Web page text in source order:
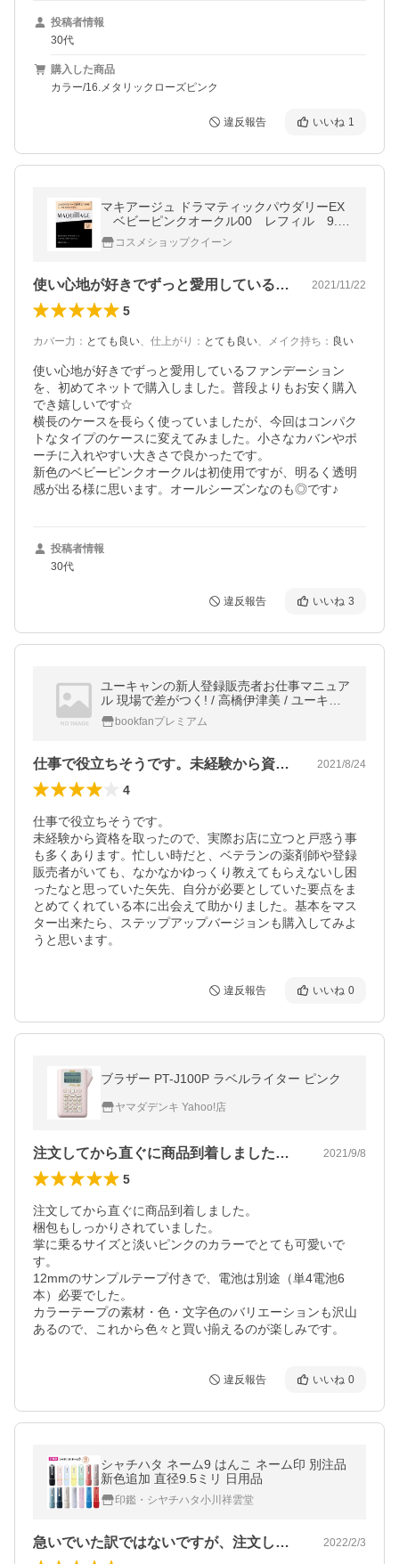
投稿者情報
30代
購入した商品
カラー/16.メタリックローズピンク
違反報告 いいね 1
マキアージュ ドラマティックパウダリーEX
ベビーピンクオークル00 レフィル 9.3
ｇ コスメショップクイーン
使い心地が好きでずっと愛用しているファ… 2021/11/22
5
カバー力 ： とても良い、 仕上がり ： とても良い、 メイク持ち ： 良い
使い心地が好きでずっと愛用しているファンデーション
を、初めてネットで購入しました。普段よりもお安く購入
でき嬉しいです☆
横長のケースを長らく使っていましたが、今回はコンパク
トなタイプのケースに変えてみました。小さなカバンやポ
ーチに入れやすい大きさで良かったです。
新色のベビーピンクオークルは初使用ですが、明るく透明
感が出る様に思います。オールシーズンなのも◎です♪
投稿者情報
30代
違反報告 いいね 3
ユーキャンの新人登録販売者お仕事マニュア
ル 現場で差がつく! / 高橋伊津美 / ユーキャ
ン登録販売者実務研究会
bookfanプレミアム
仕事で役立ちそうです。未経験から資格を… 2021/8/24
4
仕事で役立ちそうです。
未経験から資格を取ったので、実際お店に立つと戸惑う事
も多くあります。忙しい時だと、ベテランの薬剤師や登録
販売者がいても、なかなかゆっくり教えてもらえないし困
ったなと思っていた矢先、自分が必要としていた要点をま
とめてくれている本に出会えて助かりました。基本をマス
ター出来たら、ステップアップバージョンも購入してみよ
うと思います。
違反報告 いいね 0
ブラザー PT-J100P ラベルライター ピンク
ヤマダデンキ Yahoo!店
注文してから直ぐに商品到着しました。梱… 2021/9/8
5
注文してから直ぐに商品到着しました。
梱包もしっかりされていました。
掌に乗るサイズと淡いピンクのカラーでとても可愛いで
す。
12mmのサンプルテープ付きで、電池は別途（単4電池6
本）必要でした。
カラーテープの素材・色・文字色のバリエーションも沢山
あるので、これから色々と買い揃えるのが楽しみです。
違反報告 いいね 0
シャチハタ ネーム9 はんこ ネーム印 別注品
新色追加 直径9.5ミリ 日用品
印鑑・シヤチハタ小川祥雲堂
急いでいた訳ではないですが、注文してか… 2022/2/3